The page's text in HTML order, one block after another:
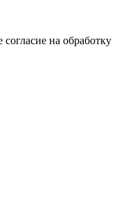
на обработку